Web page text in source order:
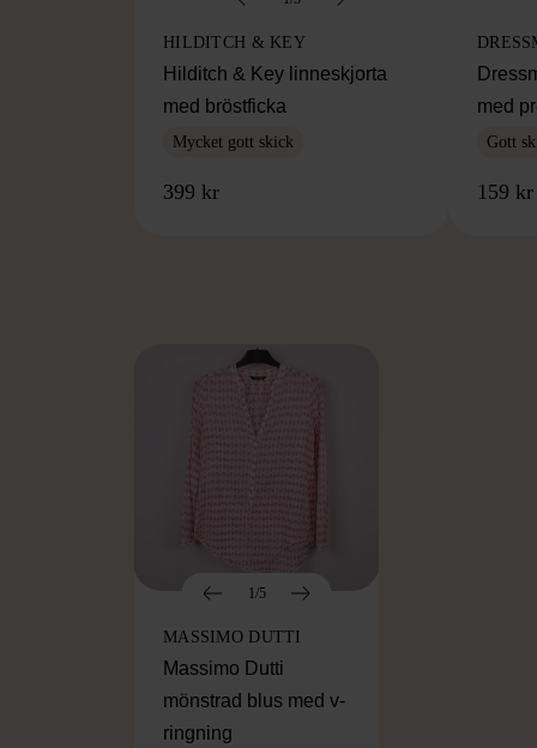
HILDITCH & KEY
Hilditch & Key linneskjorta
med bröstficka
Mycket gott skick
399 kr
med
Gott
159 kr
1/5
MASSIMO DUTTI
Massimo Dutti
mönstrad blus med v-
ringning